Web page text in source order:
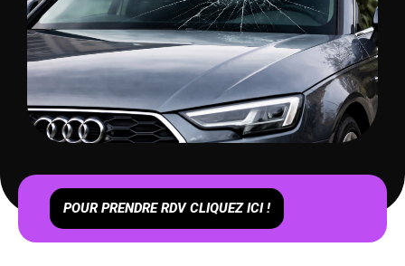
POUR PRENDRE RDV CLIQUEZ ICI !